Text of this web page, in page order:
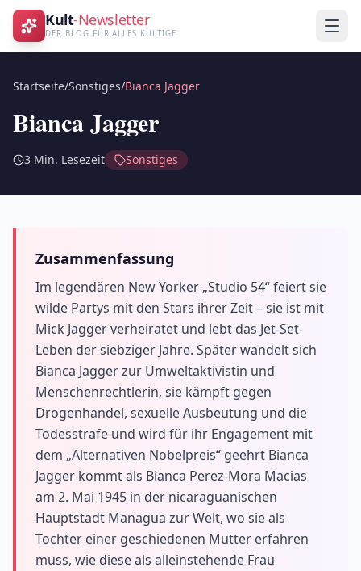
Kult-Newsletter
DER BLOG FÜR ALLES KULTIGE
Startseite/Sonstiges/Bianca Jagger
Bianca Jagger
3 Min. Lesezeit Sonstiges
Zusammenfassung
Im legendären New Yorker „Studio 54“ feiert sie
wilde Partys mit den Stars ihrer Zeit – sie ist mit
Mick Jagger verheiratet und lebt das Jet-Set-
Leben der siebziger Jahre. Später wandelt sich
Bianca Jagger zur Umweltaktivistin und
Menschenrechtlerin, sie kämpft gegen
Drogenhandel, sexuelle Ausbeutung und die
Todesstrafe und wird für ihr Engagement mit
dem „Alternativen Nobelpreis“ geehrt Bianca
Jagger kommt als Bianca Perez-Mora Macias
am 2. Mai 1945 in der nicaraguanischen
Hauptstadt Managua zur Welt, wo sie als
Tochter einer geschiedenen Mutter erfahren
muss, wie diese als alleinstehende Frau